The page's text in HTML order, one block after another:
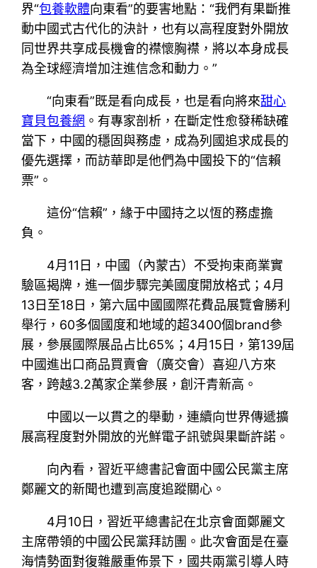
界“包養軟體向東看”的要害地點：“我們有果斷推
動中國式古代化的決計，也有以高程度對外開放
同世界共享成長機會的襟懷胸襟，將以本身成長
為全球經濟增加注進信念和動力。”
“向東看”既是看向成長，也是看向將來甜心
寶貝包養網 。有專家剖析，在斷定性愈發稀缺確
當下，中國的穩固與務虛，成為列國追求成長的
優先選擇，而訪華即是他們為中國投下的“信賴
票”。
這份“信賴”，緣于中國持之以恆的務虛擔
負。
4月11日，中國（內蒙古）不受拘束商業實
驗區揭牌，進一個步驟完美國度開放格式；4月
13日至18日，第六屆中國國際花費品展覽會勝利
舉行，60多個國度和地域的超3400個brand參
展，參展國際展品占比65%；4月15日，第139屆
中國進出口商品買賣會（廣交會）喜迎八方來
客，跨越3.2萬家企業參展，創汗青新高。
中國以一以貫之的舉動，連續向世界傳遞擴
展高程度對外開放的光鮮電子訊號與果斷許諾。
向內看，習近平總書記會面中國公民黨主席
鄭麗文的新聞也遭到高度追蹤關心。
4月10日，習近平總書記在北京會面鄭麗文
主席帶領的中國公民黨拜訪團。此次會面是在臺
海情勢面對復雜嚴重佈景下，國共兩黨引導人時